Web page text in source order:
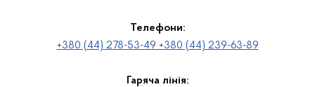
Телефони:
+380 (44) 278-53-49 +380 (44) 239-63-89
Гаряча лінія: